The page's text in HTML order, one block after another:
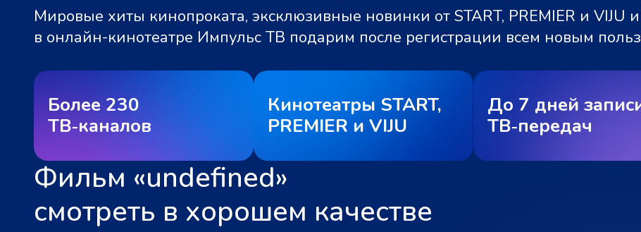
Мировые хиты кинопроката, эксклюзивные новинки от START, PREMIER и VIJU
в онлайн-кинотеатре Импульс ТВ подарим после регистрации всем новым
Более 230
ТВ‑каналов
Кинотеатры START,
PREMIER и VIJU
До 7 дней
ТВ‑передач
Фильм «undefined»
смотреть в хорошем качестве